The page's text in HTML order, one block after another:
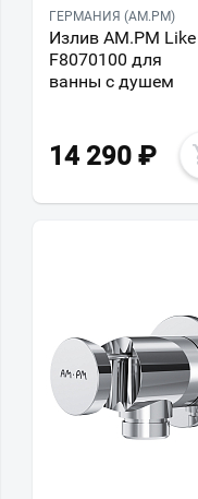
ГЕРМАНИЯ (AM.PM)
Излив AM.PM Like
F8070100 для
ванны с душем
14 290 ₽